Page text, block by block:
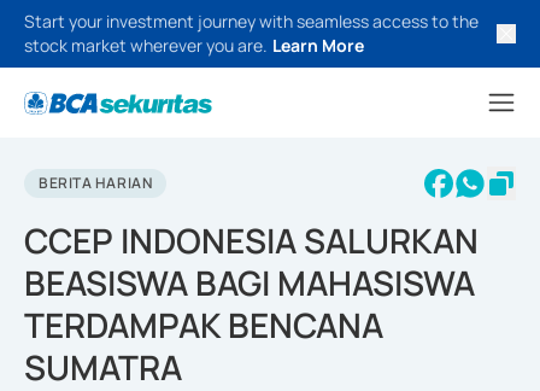
Start your investment journey with seamless access to the
stock market wherever you are. Learn More
BERITA HARIAN
CCEP INDONESIA SALURKAN
BEASISWA BAGI MAHASISWA
TERDAMPAK BENCANA
SUMATRA